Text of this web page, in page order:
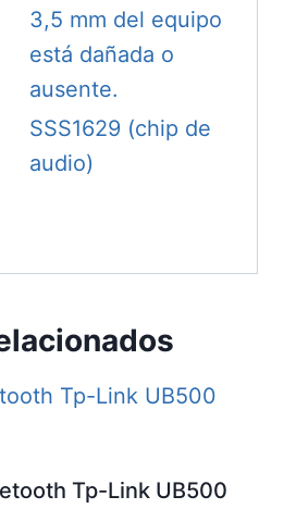
3,5 mm del equipo
está dañada o
ausente.
SSS1629 (chip de
audio)
Tp-Link UB500